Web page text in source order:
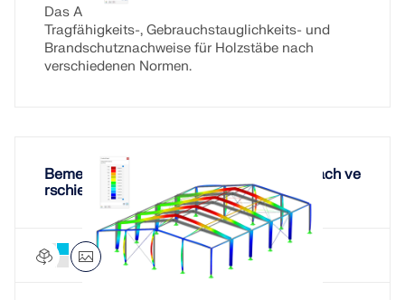
Das Add-On Holzbemessung führt die
Tragfähigkeits-, Gebrauchstauglichkeits- und
Brandschutznachweise für Holzstäbe nach
verschiedenen Normen.
Bemessung von Stäben aus Aluminium nach ve
rschiedenen Normen
Aluminiumbemessung für RSTAB 9 Add-On